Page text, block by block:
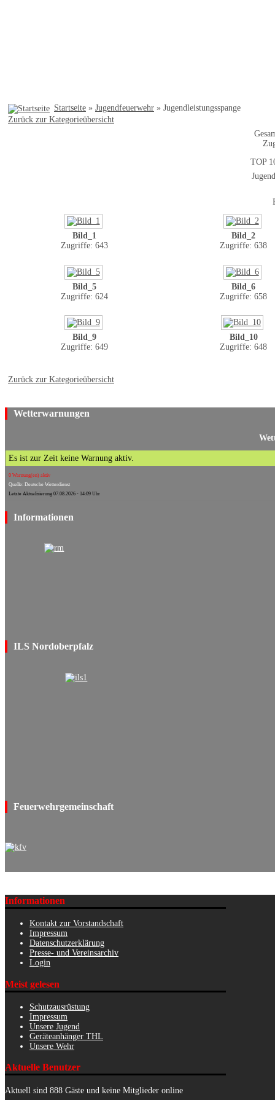
Startseite » Jugendfeuerwehr » Jugendleistungsspange
Zurück zur Kategorieübersicht
TOP
Bild_1
Zugriffe: 643
Bild_2
Zugriffe: 638
Bild_5
Zugriffe: 624
Bild_6
Zugriffe: 658
Bild_9
Zugriffe: 649
Bild_10
Zugriffe: 648
Zurück zur Kategorieübersicht
Wetterwarnungen
Es ist zur Zeit keine Warnung aktiv.
0 Warnung(en) aktiv
Quelle: Deutsche Wetterdienst
Letzte Aktualisierung 07.08.2026 - 14:09 Uhr
Informationen
ILS Nordoberpfalz
Feuerwehrgemeinschaft
Informationen
Kontakt zur Vorstandschaft
Impressum
Datenschutzerklärung
Presse- und Vereinsarchiv
Login
Meist gelesen
Schutzausrüstung
Impressum
Unsere Jugend
Geräteanhänger THL
Unsere Wehr
Aktuelle Benutzer
Aktuell sind 888 Gäste und keine Mitglieder online